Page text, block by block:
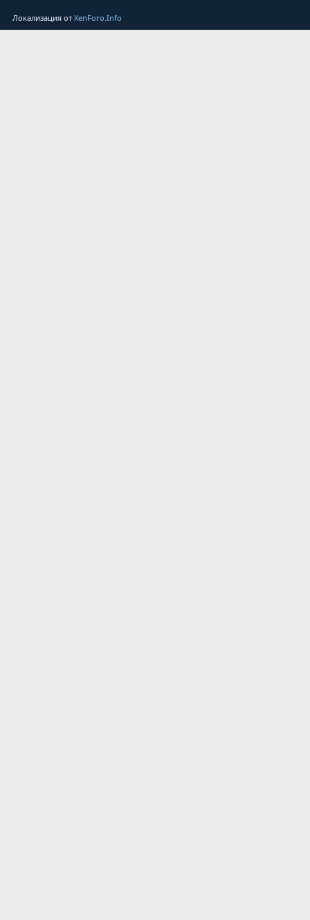
Локализация отXenForo.Info